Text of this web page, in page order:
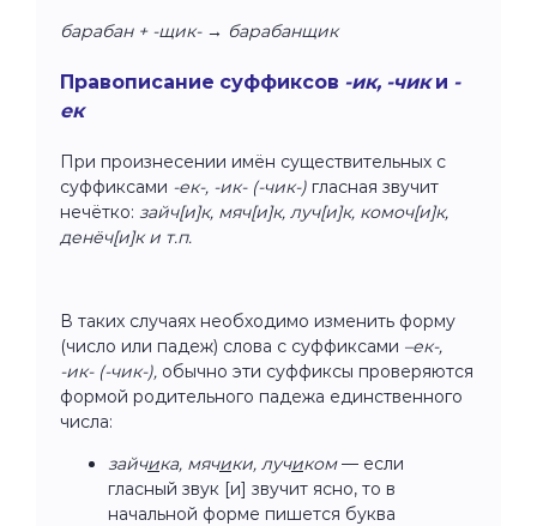
барабан + -щик- → барабанщик
Правописание суффиксов -ик, -чики -
ек
При произнесении имён существительных с
суффиксами -ек-, -ик- (-чик-) гласная звучит
нечётко: зайч[и]к, мяч[и]к, луч[и]к, комоч[и]к,
денёч[и]к и т.п.
В таких случаях необходимо изменить форму
(число или падеж) слова с суффиксами –ек-,
-ик- (-чик-), обычно эти суффиксы проверяются
формой родительного падежа единственного
числа:
зайчика, мячики, лучиком— если
гласный звук [и] звучит ясно, то в
начальной форме пишется буква